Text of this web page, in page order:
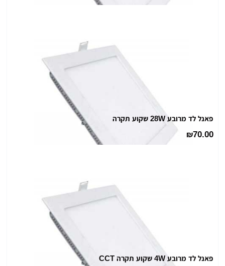
פאנל לד מרובע 28W שקוע תקרה
₪70.00
פאנל לד מרובע 4W שקוע תקרה CCT